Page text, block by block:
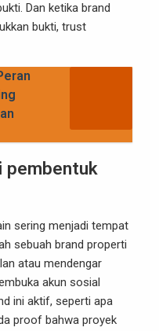
Dan ketika brand
bukti, trust
pembentuk
sering menjadi tempat
sebuah brand properti
atau mendengar
akun sosial
ini aktif, seperti apa
proof bahwa proyek